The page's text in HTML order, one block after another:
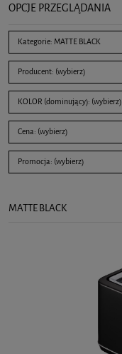
OPCJE PRZEGLĄDANIA
Kategorie: MATTE BLACK
Producent: (wybierz)
KOLOR (dominujący): (wybierz)
Cena: (wybierz)
Promocja: (wybierz)
MATTE BLACK